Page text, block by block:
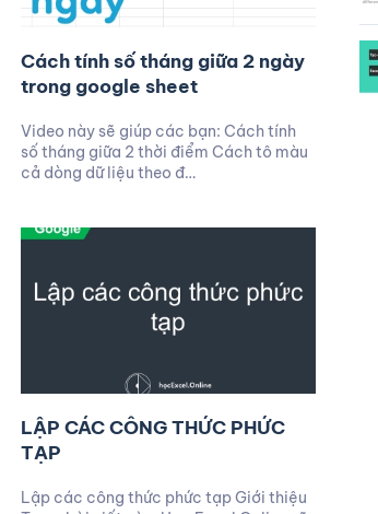
Cách tính số tháng giữa 2 ngày
trong google sheet
Video này sẽ giúp các bạn: Cách tính
số tháng giữa 2 thời điểm Cách tô màu
cả dòng dữ liệu theo đ…
LẬP CÁC CÔNG THỨC PHỨC
TẠP
Lập các công thức phức tạp Giới thiệu